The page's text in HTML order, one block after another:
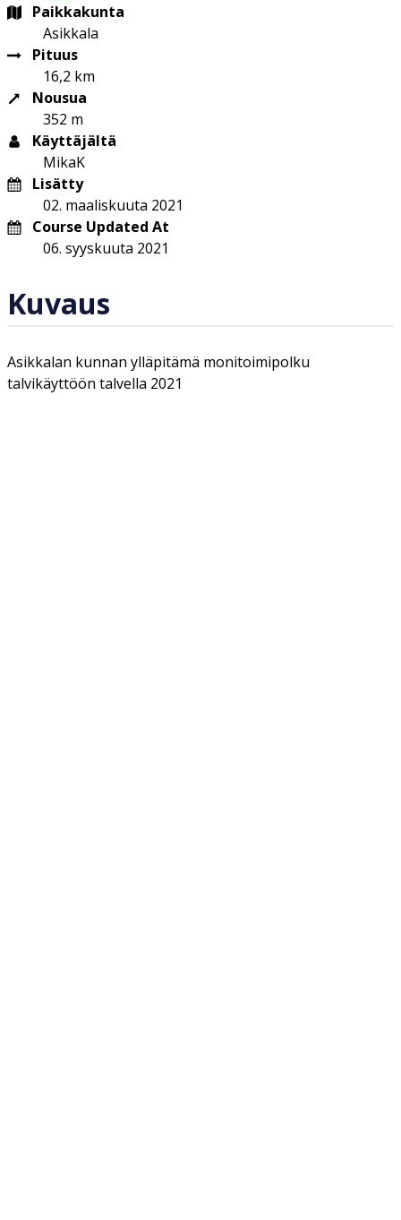
Paikkakunta
Asikkala
Pituus
16,2 km
Nousua
352 m
Käyttäjältä
MikaK
Lisätty
02. maaliskuuta 2021
Course Updated At
06. syyskuuta 2021
Kuvaus
Asikkalan kunnan ylläpitämä monitoimipolku
talvikäyttöön talvella 2021